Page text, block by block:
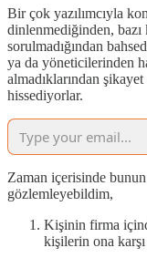
Bir çok yazılımcıyla
dinlenmediğinden,
sorulmadığından
ya da yöneticilerinden
almadıklarından
hissediyorlar.
Zaman içerisinde bunun
gözlemleyebildim,
Kişinin firma
kişilerin ona